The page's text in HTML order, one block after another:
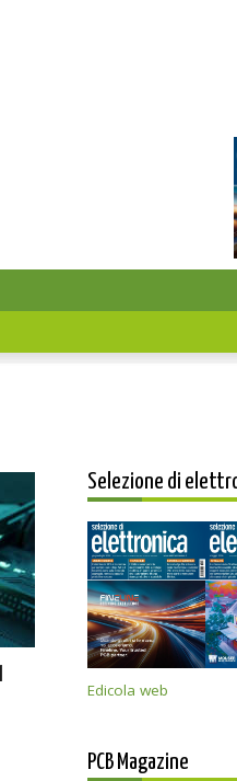
Selezione di
Edicola web
PCB Magazine